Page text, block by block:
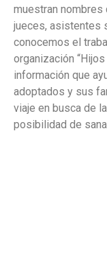
muestran nombres
jueces, asistentes
conocemos el
organización
información que
adoptados y sus
viaje en busca de
posibilidad de